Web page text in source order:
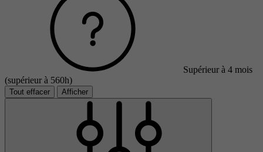
Supérieur à 4 mois
(supérieur à 560h)
Tout effacer Afficher